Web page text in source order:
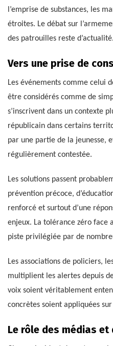
l’emprise de substances, les
étroites. Le débat sur
des patrouilles reste d’actualité.
Vers une prise de
Les événements comme celui
être considérés comme de
s’inscrivent dans un contexte
républicain dans certains
par une partie de la jeunesse,
régulièrement contestée.
Les solutions passent
prévention précoce,
renforcé et surtout d’une
enjeux. La tolérance zéro face
piste privilégiée par de
Les associations de policiers,
multiplient les alertes depuis
voix soient véritablement
concrètes soient appliquées
Le rôle des médias et